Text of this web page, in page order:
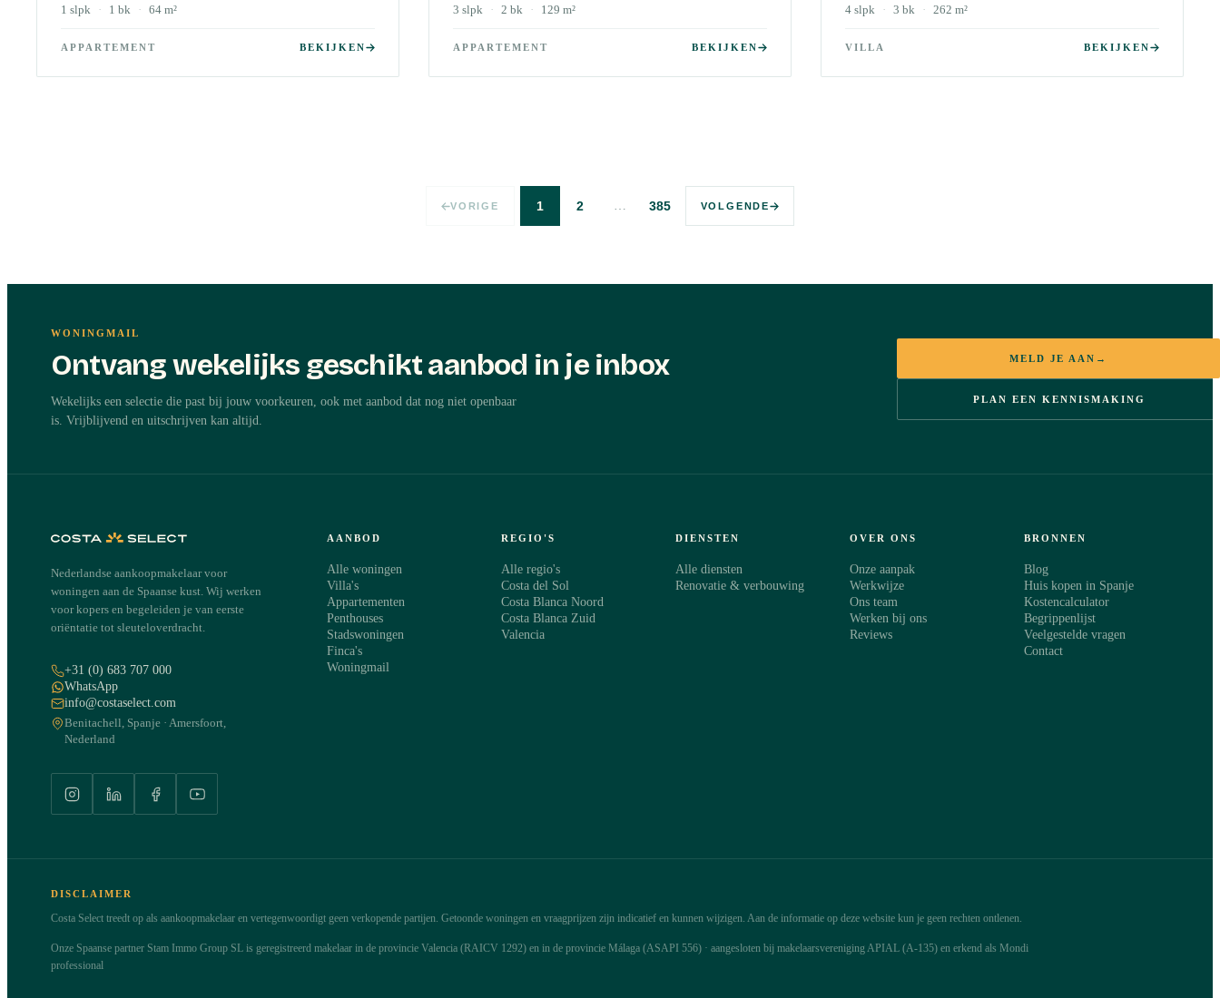
1 slpk · 1 bk · 64 m²
APPARTEMENT BEKIJKEN
3 slpk · 2 bk · 129 m²
APPARTEMENT BEKIJKEN
4 slpk · 3 bk · 262 m²
VILLA BEKIJKEN
VORIGE 1 2 … 385 VOLGENDE
WONINGMAIL
Ontvang wekelijks geschikt aanbod in je inbox
Wekelijks een selectie die past bij jouw voorkeuren, ook met aanbod dat nog niet openbaar
is. Vrijblijvend en uitschrijven kan altijd.
MELD JE AAN →
PLAN EEN KENNISMAKING
Nederlandse aankoopmakelaar voor
woningen aan de Spaanse kust. Wij werken
voor kopers en begeleiden je van eerste
oriëntatie tot sleuteloverdracht.
+31 (0) 683 707 000
WhatsApp
info@costaselect.com
Benitachell, Spanje · Amersfoort,
Nederland
AANBOD
Alle woningen
Villa's
Appartementen
Penthouses
Stadswoningen
Finca's
Woningmail
REGIO'S
Alle regio's
Costa del Sol
Costa Blanca Noord
Costa Blanca Zuid
Valencia
DIENSTEN
Alle diensten
Renovatie & verbouwing
OVER ONS
Onze aanpak
Werkwijze
Ons team
Werken bij ons
Reviews
BRONNEN
Blog
Huis kopen in Spanje
Kostencalculator
Begrippenlijst
Veelgestelde vragen
Contact
DISCLAIMER
Costa Select treedt op als aankoopmakelaar en vertegenwoordigt geen verkopende partijen. Getoonde woningen en vraagprijzen zijn indicatief en kunnen wijzigen. Aan de informatie op deze website kun je geen rechten ontlenen.
Onze Spaanse partner Stam Immo Group SL is geregistreerd makelaar in de provincie Valencia (RAICV 1292) en in de provincie Málaga (ASAPI 556) · aangesloten bij makelaarsvereniging APIAL (A-135) en erkend als Mondi
professional